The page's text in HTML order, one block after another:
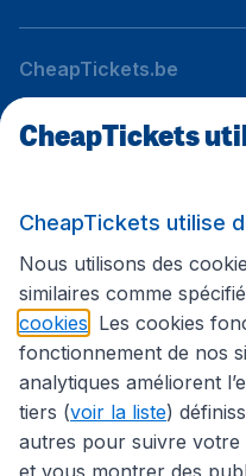
CheapTickets.be
Sites internationaux
Suivez CheapTickets.be
CheapTickets
CheapTickets utilise
Nous utilisons des
similaires comme
cookies . Les cookies
fonctionnement de nos
analytiques améliorent
tiers (voir la liste)
autres pour suivre votre
et vous montrer des